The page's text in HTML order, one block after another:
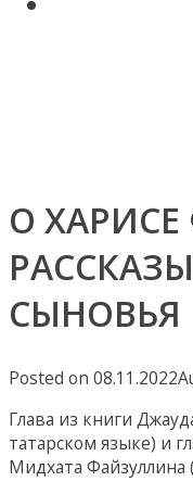
О
СЫНОВЬЯ
Posted on 08.11.2022
Глава из книги
татарском языке) и
Мидхата Файзуллина